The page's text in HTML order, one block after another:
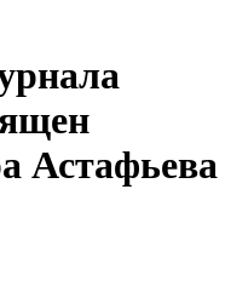
Астафьева